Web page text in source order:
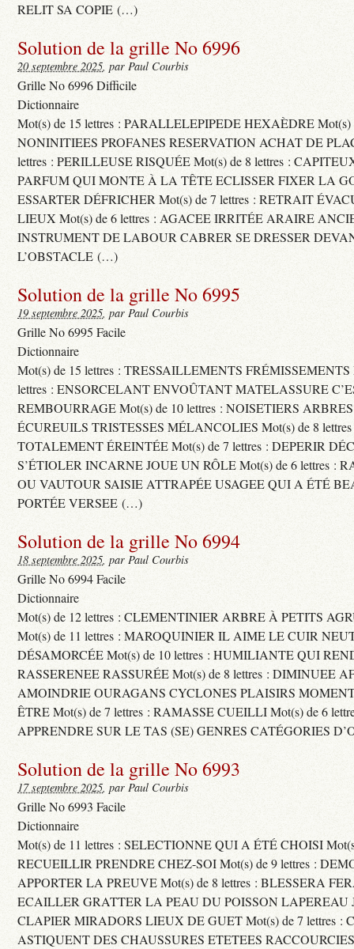
RELIT SA COPIE (…)
Solution de la grille No 6996
20 septembre 2025, par Paul Courbis
Grille No 6996 Difficile
Dictionnaire
Mot(s) de 15 lettres : PARALLELEPIPEDE HEXAÈDRE Mot(s)
NONINITIEES PROFANES RESERVATION ACHAT DE
lettres : PERILLEUSE RISQUÉE Mot(s) de 8 lettres :
PARFUM QUI MONTE À LA TÊTE ECLISSER FIXER LA
ESSARTER DÉFRICHER Mot(s) de 7 lettres : RETRAIT
LIEUX Mot(s) de 6 lettres : AGACEE IRRITÉE ARAIRE
INSTRUMENT DE LABOUR CABRER SE DRESSER
L’OBSTACLE (…)
Solution de la grille No 6995
19 septembre 2025, par Paul Courbis
Grille No 6995 Facile
Dictionnaire
Mot(s) de 15 lettres : TRESSAILLEMENTS FRÉMISSEMENTS
lettres : ENSORCELANT ENVOÛTANT MATELASSURE
REMBOURRAGE Mot(s) de 10 lettres : NOISETIERS
ÉCUREUILS TRISTESSES MÉLANCOLIES Mot(s) de 8
TOTALEMENT ÉREINTÉE Mot(s) de 7 lettres : DEPERIR
S’ÉTIOLER INCARNE JOUE UN RÔLE Mot(s) de 6 lettres :
OU VAUTOUR SAISIE ATTRAPÉE USAGEE QUI A ÉTÉ
PORTÉE VERSEE (…)
Solution de la grille No 6994
18 septembre 2025, par Paul Courbis
Grille No 6994 Facile
Dictionnaire
Mot(s) de 12 lettres : CLEMENTINIER ARBRE À PETITS
Mot(s) de 11 lettres : MAROQUINIER IL AIME LE CUIR
DÉSAMORCÉE Mot(s) de 10 lettres : HUMILIANTE QUI
RASSERENEE RASSURÉE Mot(s) de 8 lettres : DIMINUEE
AMOINDRIE OURAGANS CYCLONES PLAISIRS
ÊTRE Mot(s) de 7 lettres : RAMASSE CUEILLI Mot(s) de 6
APPRENDRE SUR LE TAS (SE) GENRES CATÉGORIES
Solution de la grille No 6993
17 septembre 2025, par Paul Courbis
Grille No 6993 Facile
Dictionnaire
Mot(s) de 11 lettres : SELECTIONNE QUI A ÉTÉ CHOISI
RECUEILLIR PRENDRE CHEZ-SOI Mot(s) de 9 lettres :
APPORTER LA PREUVE Mot(s) de 8 lettres : BLESSERA
ECAILLER GRATTER LA PEAU DU POISSON LAPEREAU
CLAPIER MIRADORS LIEUX DE GUET Mot(s) de 7 lettres :
ASTIQUENT DES CHAUSSURES ETETEES